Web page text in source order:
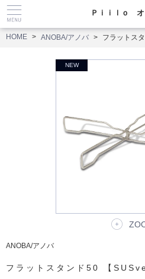
Ｐｉｉｌｏ オ
HOME ANOBA/アノバ フラットス
ANOBA/アノバ
フラットスタンド50 【